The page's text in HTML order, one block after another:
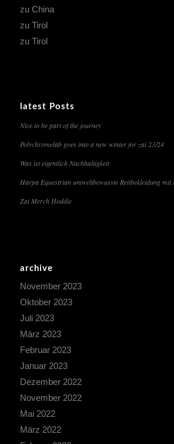
zu China
zu Tirol
zu Tirol
latest Posts
Nice to be part of the journey
Polychromelab goes into a new winter for zai 23/24
Was ist eigentlich Nachhaltigkeit
Harpa Equestrian umweltbewusste Reitbekleidung mit
Zai Merch Hoddie
archive
November 2023
Oktober 2023
Juli 2023
März 2023
Februar 2023
Januar 2023
Dezember 2022
November 2022
Mai 2022
März 2022